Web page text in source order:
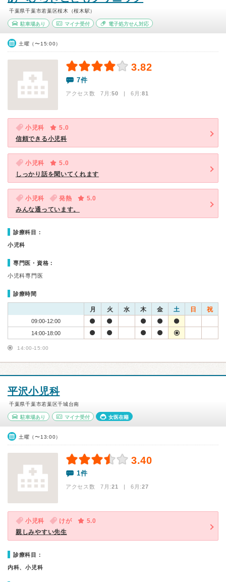
千葉県千葉市若葉区桜木（桜木駅）
駐車場あり マイナ受付 電子処方せん対応
土曜（〜15:00）
3.82
7件
アクセス数 7月:50 | 6月:81
小児科
5.0
信頼できる小児科
小児科
5.0
しっかり話を聞いてくれます
小児科 発熱
5.0
みんな通っています。
診療科目：
小児科
専門医・資格：
小児科専門医
診療時間
月 火 水 木 金 土 日 祝
09:00-12:00
14:00-18:00
14:00-15:00
平沢小児科
千葉県千葉市若葉区千城台南
駐車場あり マイナ受付 女医在籍
土曜（〜13:00）
3.40
1件
アクセス数 7月:21 | 6月:27
小児科 けが
5.0
親しみやすい先生
診療科目：
内科、小児科